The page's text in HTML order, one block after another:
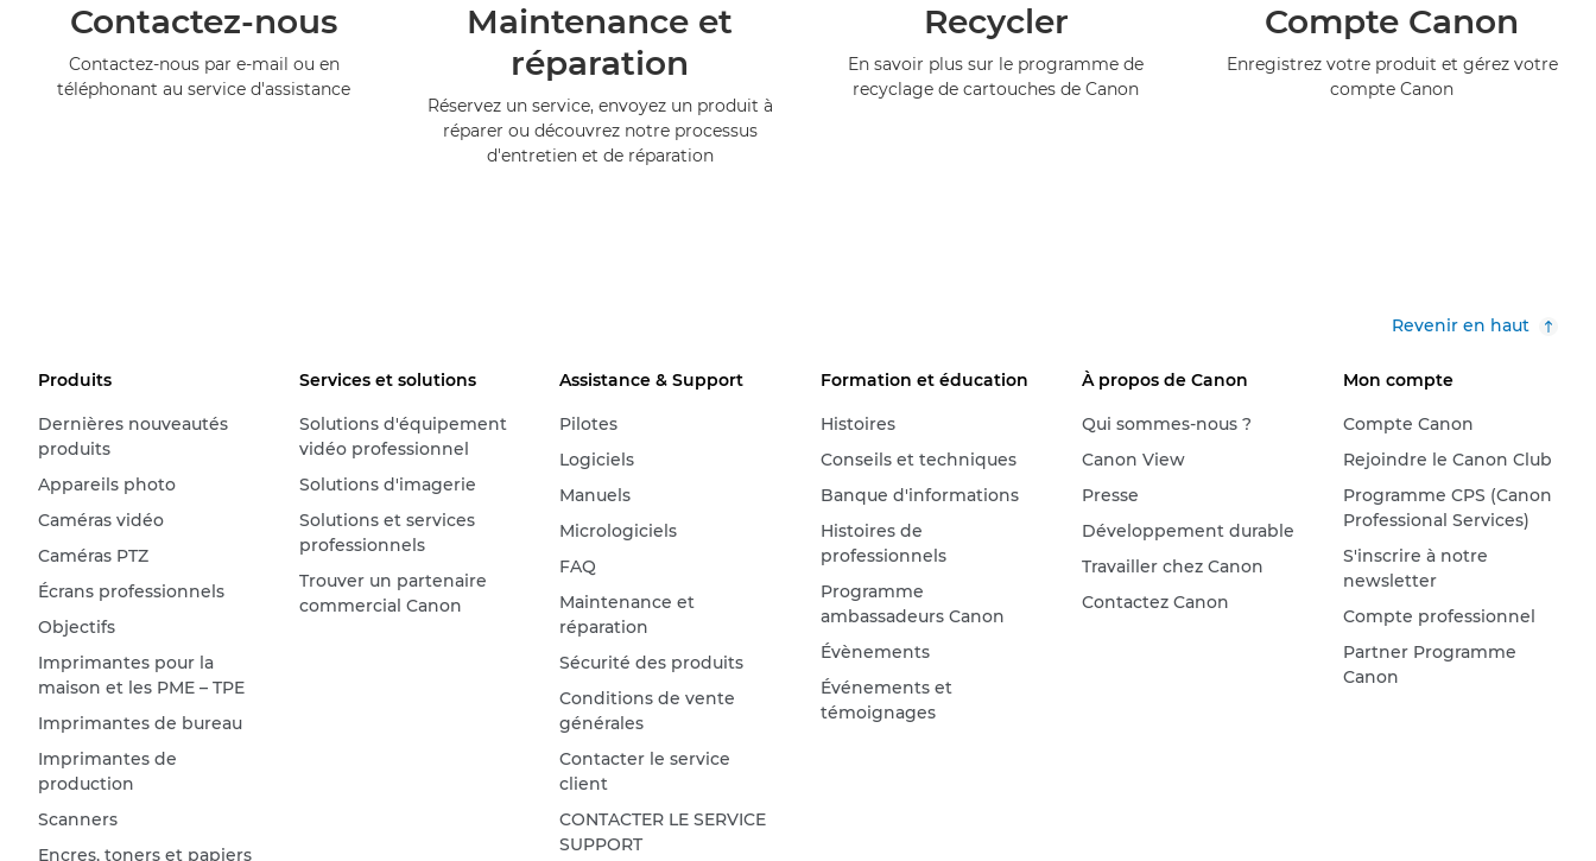
Contactez-nous
Contactez-nous par e-mail ou en
téléphonant au service d'assistance
Maintenance et
réparation
Réservez un service, envoyez un produit à
réparer ou découvrez notre processus
d'entretien et de réparation
Recycler
En savoir plus sur le programme de
recyclage de cartouches de Canon
Compte Canon
Enregistrez votre produit et gérez votre
compte Canon
Revenir en haut
Produits
Dernières nouveautés
produits
Appareils photo
Caméras vidéo
Caméras PTZ
Écrans professionnels
Objectifs
Imprimantes pour la
maison et les PME – TPE
Imprimantes de bureau
Imprimantes de
production
Scanners
Encres, toners et papiers
Services et solutions
Solutions d'équipement
vidéo professionnel
Solutions d'imagerie
Solutions et services
professionnels
Trouver un partenaire
commercial Canon
Assistance & Support
Pilotes
Logiciels
Manuels
Micrologiciels
FAQ
Maintenance et
réparation
Sécurité des produits
Conditions de vente
générales
Contacter le service
client
CONTACTER LE SERVICE
SUPPORT
Formation et éducation
Histoires
Conseils et techniques
Banque d'informations
Histoires de
professionnels
Programme
ambassadeurs Canon
Évènements
Événements et
témoignages
À propos de Canon
Qui sommes-nous ?
Canon View
Presse
Développement durable
Travailler chez Canon
Contactez Canon
Mon compte
Compte Canon
Rejoindre le Canon Club
Programme CPS (Canon
Professional Services)
S'inscrire à notre
newsletter
Compte professionnel
Partner Programme
Canon